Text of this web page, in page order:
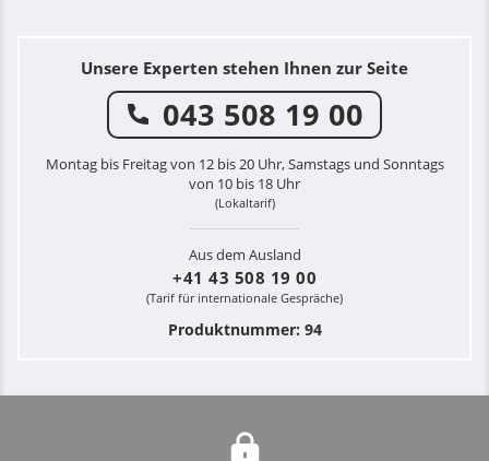
Unsere Experten stehen Ihnen zur Seite
043 508 19 00
Montag bis Freitag von 12 bis 20 Uhr, Samstags und Sonntags
von 10 bis 18 Uhr
(Lokaltarif)
Aus dem Ausland
+41 43 508 19 00
(Tarif für internationale Gespräche)
Produktnummer: 94